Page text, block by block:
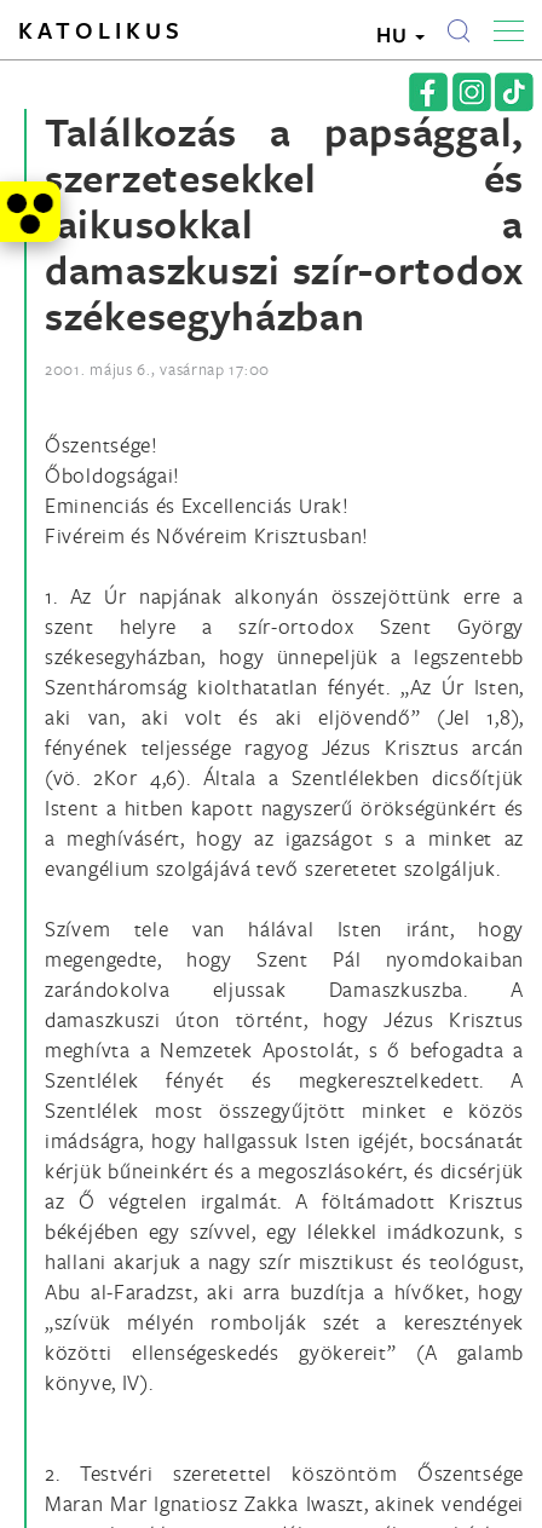
KATOLIKUS HU
Találkozás a papsággal,
szerzetesekkel és
laikusokkal a
damaszkuszi szír-ortodox
székesegyházban
2001. május 6., vasárnap 17:00
Őszentsége!
Őboldogságai!
Eminenciás és Excellenciás Urak!
Fivéreim és Nővéreim Krisztusban!
1. Az Úr napjának alkonyán összejöttünk erre a
szent helyre a szír-ortodox Szent György
székesegyházban, hogy ünnepeljük a legszentebb
Szentháromság kiolthatatlan fényét. „Az Úr Isten,
aki van, aki volt és aki eljövendő” (Jel 1,8),
fényének teljessége ragyog Jézus Krisztus arcán
(vö. 2Kor 4,6). Általa a Szentlélekben dicsőítjük
Istent a hitben kapott nagyszerű örökségünkért és
a meghívásért, hogy az igazságot s a minket az
evangélium szolgájává tevő szeretetet szolgáljuk.
Szívem tele van hálával Isten iránt, hogy
megengedte, hogy Szent Pál nyomdokaiban
zarándokolva eljussak Damaszkuszba. A
damaszkuszi úton történt, hogy Jézus Krisztus
meghívta a Nemzetek Apostolát, s ő befogadta a
Szentlélek fényét és megkeresztelkedett. A
Szentlélek most összegyűjtött minket e közös
imádságra, hogy hallgassuk Isten igéjét, bocsánatát
kérjük bűneinkért és a megoszlásokért, és dicsérjük
az Ő végtelen irgalmát. A föltámadott Krisztus
békéjében egy szívvel, egy lélekkel imádkozunk, s
hallani akarjuk a nagy szír misztikust és teológust,
Abu al-Faradzst, aki arra buzdítja a hívőket, hogy
„szívük mélyén rombolják szét a keresztények
közötti ellenségeskedés gyökereit” (A galamb
könyve, IV).
2. Testvéri szeretettel köszöntöm Őszentsége
Maran Mar Ignatiosz Zakka Iwaszt, akinek vendégei